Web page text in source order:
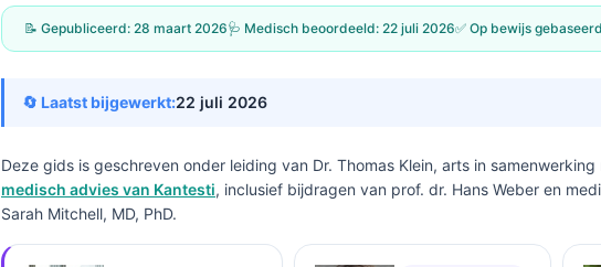
📝 Gepubliceerd: 28 maart 2026🩺 Medisch beoordeeld: 22 juli 2026✅ Op bewijs gebaseerd
🔄 Laatst bijgewerkt:22 juli 2026
Deze gids is geschreven onder leiding van Dr. Thomas Klein, arts in samenwerking
medisch advies van Kantesti, inclusief bijdragen van prof. dr. Hans Weber en
Sarah Mitchell, MD, PhD.